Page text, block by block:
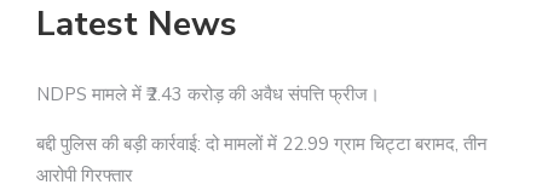
Latest News
NDPS मामले में ₹2.43 करोड़ की अवैध संपत्ति फ्रीज।
बद्दी पुलिस की बड़ी कार्रवाई: दो मामलों में 22.99 ग्राम चिट्टा बरामद, तीन
आरोपी गिरफ्तार